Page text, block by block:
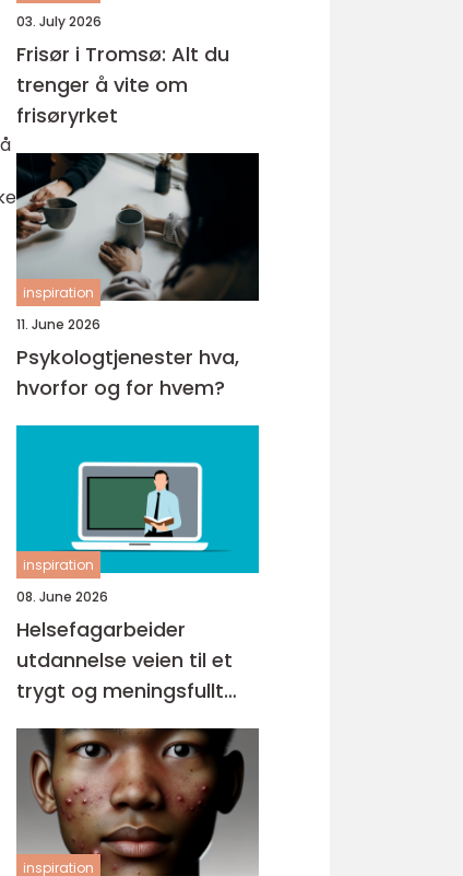
03. July 2026
Frisør i Tromsø: Alt du
trenger å vite om
frisøryrket
inspiration
11. June 2026
Psykologtjenester hva,
hvorfor og for hvem?
inspiration
08. June 2026
Helsefagarbeider
utdannelse veien til et
trygt og meningsfullt
yrke
inspiration